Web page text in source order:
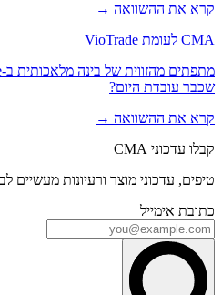
קרא את ההשוואה →
CMA לעומת VioTrade
שכבר עובדת היום?
קרא את ההשוואה →
קבלו עדכוני CMA
טיפים, עדכוני מוצר ורעיונות מעשיים
כתובת אימייל